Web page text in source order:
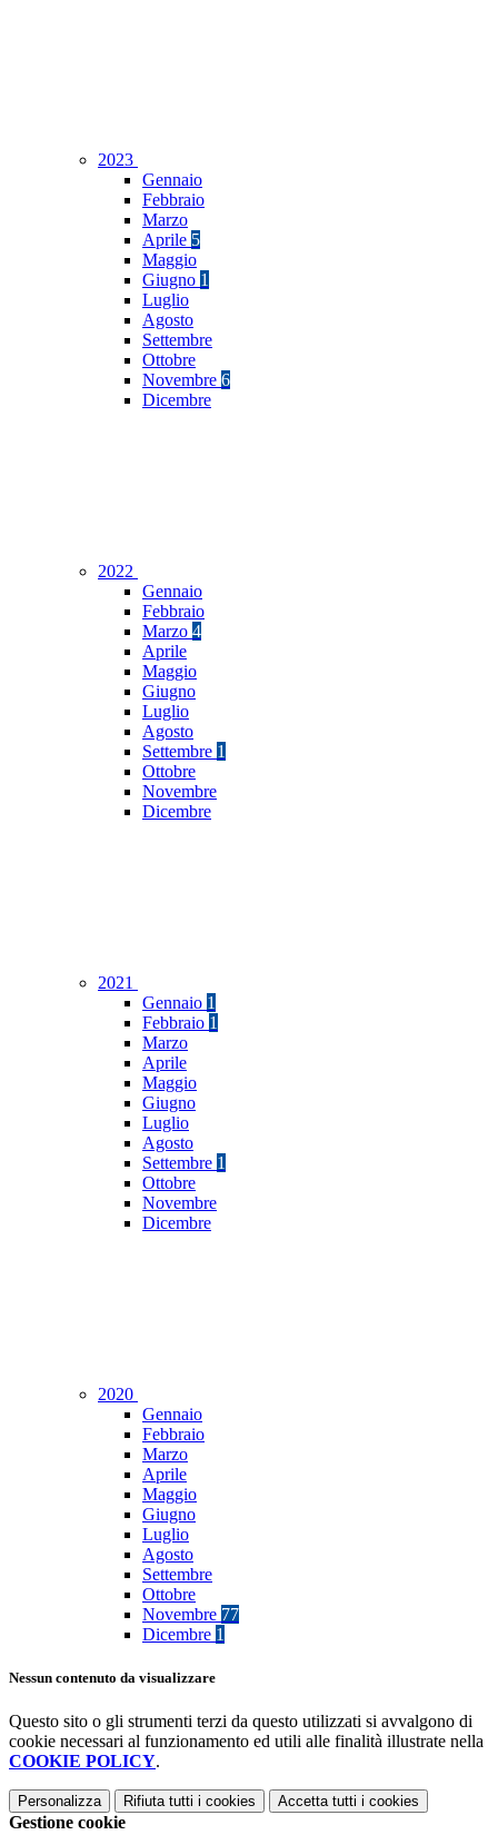
2023
Gennaio
Febbraio
Marzo
Aprile 5
Maggio
Giugno 1
Luglio
Agosto
Settembre
Ottobre
Novembre 6
Dicembre
2022
Gennaio
Febbraio
Marzo 4
Aprile
Maggio
Giugno
Luglio
Agosto
Settembre 1
Ottobre
Novembre
Dicembre
2021
Gennaio 1
Febbraio 1
Marzo
Aprile
Maggio
Giugno
Luglio
Agosto
Settembre 1
Ottobre
Novembre
Dicembre
2020
Gennaio
Febbraio
Marzo
Aprile
Maggio
Giugno
Luglio
Agosto
Settembre
Ottobre
Novembre 77
Dicembre 1
Nessun contenuto da visualizzare
Questo sito o gli strumenti terzi da questo utilizzati si avvalgono di
cookie necessari al funzionamento ed utili alle finalità illustrate nella
COOKIE POLICY.
Personalizza Rifiuta tutti i cookies Accetta tutti i cookies
Gestione cookie